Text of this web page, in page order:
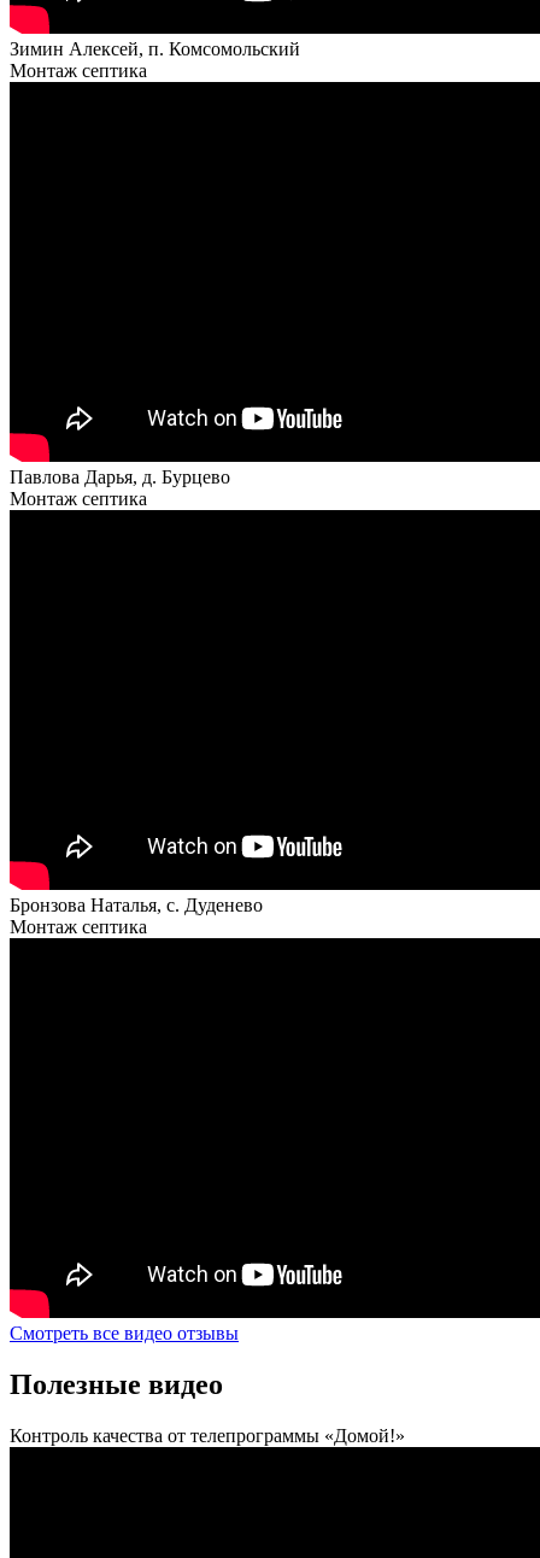
Зимин Алексей, п. Комсомольский
Монтаж септика
Павлова Дарья, д. Бурцево
Монтаж септика
Бронзова Наталья, с. Дуденево
Монтаж септика
Смотреть все видео отзывы
Полезные видео
Контроль качества от телепрограммы «Домой!»